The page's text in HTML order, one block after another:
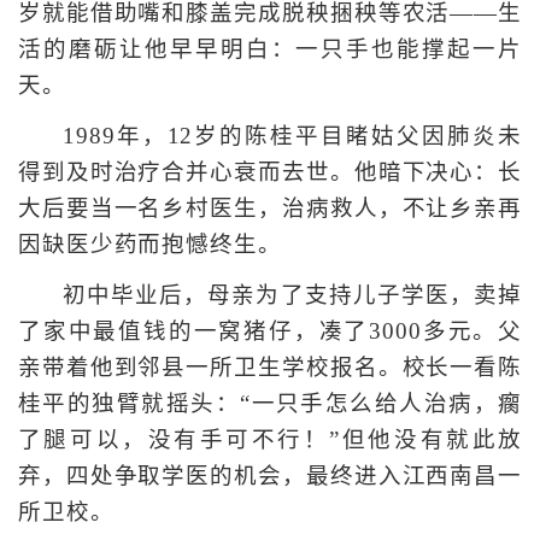
岁就能借助嘴和膝盖完成脱秧捆秧等农活——生
活的磨砺让他早早明白：一只手也能撑起一片
天。
1989年，12岁的陈桂平目睹姑父因肺炎未
得到及时治疗合并心衰而去世。他暗下决心：长
大后要当一名乡村医生，治病救人，不让乡亲再
因缺医少药而抱憾终生。
初中毕业后，母亲为了支持儿子学医，卖掉
了家中最值钱的一窝猪仔，凑了3000多元。父
亲带着他到邻县一所卫生学校报名。校长一看陈
桂平的独臂就摇头：“一只手怎么给人治病，瘸
了腿可以，没有手可不行！”但他没有就此放
弃，四处争取学医的机会，最终进入江西南昌一
所卫校。